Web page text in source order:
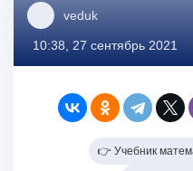
veduk
10:38, 27 сентябрь 2021
👉 Учебник